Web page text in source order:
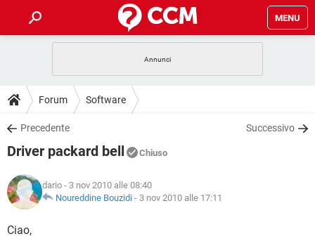
MENU
INTRATTENIMENTO
iOS
INSTAGRAM
TIKTOK
HARDWARE
GUIDE
COVID-19
INSTAGRAM
TIKTOK
HARDWARE
DOWNLOAD
COVID-19
INTRATTENIMENTO
iOS WINDOWS 10
INSTAGRAM
COVID-19
INTRATTENIMENTO
iOS
GLOSSARIO
COVID-19
Forum Software
Precedente Successivo
Driver packard bell Chiuso
dario - 3 nov 2010 alle 08:40
Noureddine Bouzidi - 3 nov 2010 alle 17:11
Ciao,